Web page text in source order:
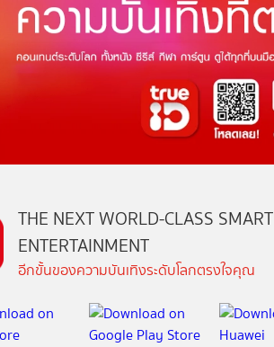
THE NEXT WORLD-CLASS SMART
ENTERTAINMENT
อีกขั้นของความบันเทิงระดับโลกตรงใจคุณ